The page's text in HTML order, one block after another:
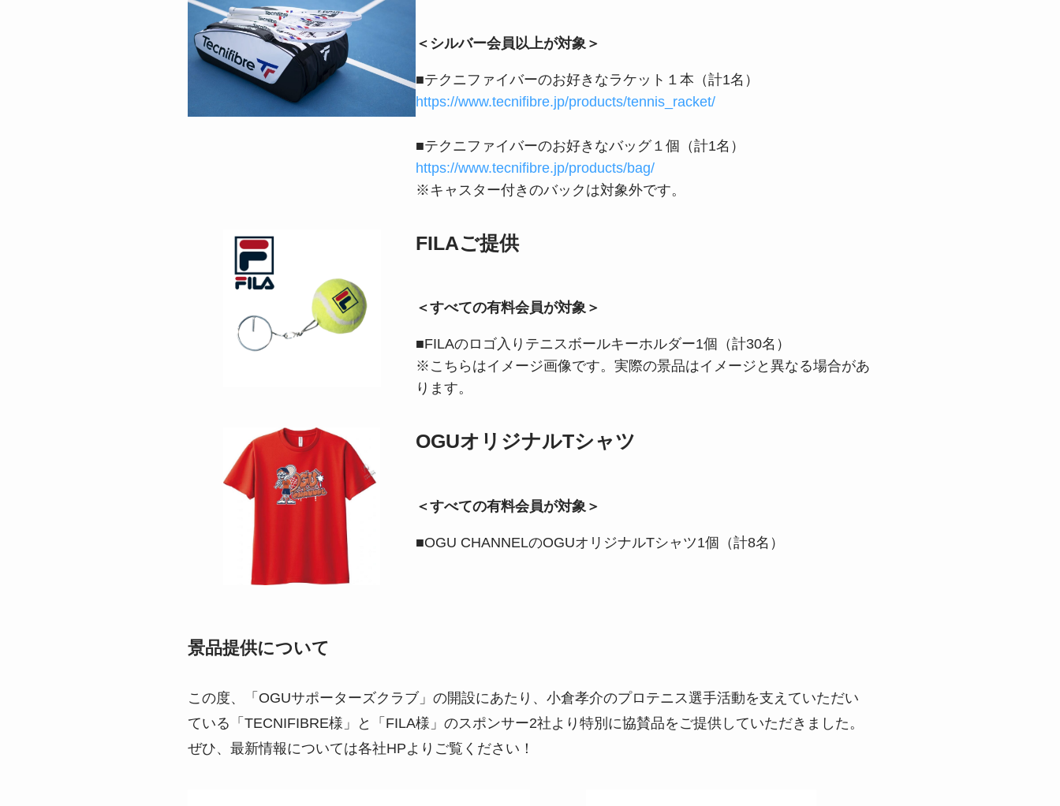
＜シルバー会員以上が対象＞
■テクニファイバーのお好きなラケット１本（計1名）
https://www.tecnifibre.jp/products/tennis_racket/
■テクニファイバーのお好きなバッグ１個（計1名）
https://www.tecnifibre.jp/products/bag/
※キャスター付きのバックは対象外です。
FILAご提供
＜すべての有料会員が対象＞
■FILAのロゴ入りテニスボールキーホルダー1個（計30名）
※こちらはイメージ画像です。実際の景品はイメージと異なる場合があ
ります。
OGUオリジナルTシャツ
＜すべての有料会員が対象＞
■OGU CHANNELのOGUオリジナルTシャツ1個（計8名）
景品提供について
この度、「OGUサポーターズクラブ」の開設にあたり、小倉孝介のプロテニス選手活動を支えていただい
ている「TECNIFIBRE様」と「FILA様」のスポンサー2社より特別に協賛品をご提供していただきました。
ぜひ、最新情報については各社HPよりご覧ください！